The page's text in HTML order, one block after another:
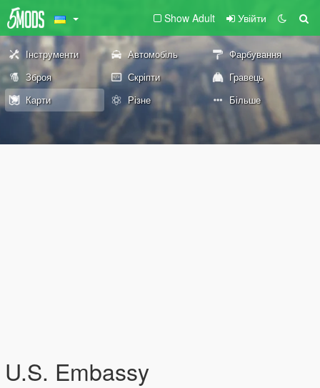
Show Adult Увійти
Інструменти Автомобіль
Фарбування
Зброя
Скріпти
Гравець
Карти
Різне Більше
U.S. Embassy